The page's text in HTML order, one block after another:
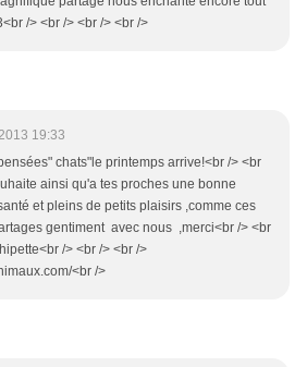
/> <br /> <br /> <br />
19:33
chats"le printemps arrive!<br /> <br
ainsi qu'a tes proches une bonne
et pleins de petits plaisirs ,comme ces
gentiment avec nous ,merci<br /> <br
/> <br /> <br />
<br />